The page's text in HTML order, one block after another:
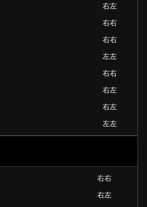
右左
右右
右右
左左
右右
右左
右左
左左
右右
右左